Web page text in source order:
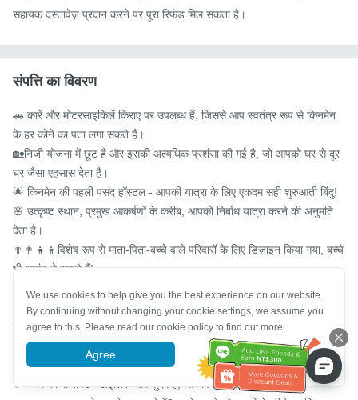
सहायक दस्तावेज़ प्रदान करने पर पूरा रिफंड मिल सकता है।
संपत्ति का विवरण
🚗 कारें और मोटरसाइकिलें किराए पर उपलब्ध हैं, जिससे आप स्वतंत्र रूप से किनमेन
के हर कोने का पता लगा सकते हैं।
🏡निजी योजना में छूट है और इसकी अत्यधिक प्रशंसा की गई है, जो आपको घर से दूर
घर जैसा एहसास देता है।
🌟 किनमेन की पहली पसंद हॉस्टल - आपकी यात्रा के लिए एकदम सही शुरुआती बिंदु!
🌸 उत्कृष्ट स्थान, प्रमुख आकर्षणों के करीब, आपको निर्बाध यात्रा करने की अनुमति
देता है।
👨‍👩‍👧‍👦विशेष रूप से माता-पिता-बच्चे वाले परिवारों के लिए डिज़ाइन किया गया, बच्चे
भी आनंद ले सकते हैं!
💰 कीमत बढ़िया है, गुणवत्ता बैंक को तोड़े बिना शीर्ष पायदान पर है, और उच्च सीपी मूल्य
की गारंटी है!
📸 इंटरनेट सुंदरियों और इंटरनेट मशहूर हस्तियों ने चेक-इन बिंदु निर्दिष्ट किए हैं, और
जब आप तस्वीरें लेंगे और उन्हें साझा करेंगे तो आपको निश्चित रूप से लाइक मिलेंगे!
✨ कमरे की सजावट स्टाइलिश और सुंदर है, और विवरण साफ सुथरा है।
We use cookies to help give you the best experience on our website.
By continuing without changing your cookie settings, we assume you
agree to this. Please read our cookie policy to find out more.
Agree More information